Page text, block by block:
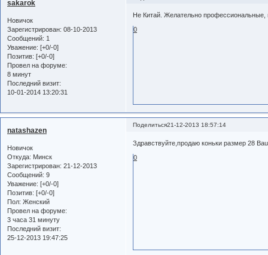
sakarok
Новичок
Зарегистрирован: 08-10-2013
Сообщений: 1
Уважение: [+0/-0]
Позитив: [+0/-0]
Провел на форуме:
8 минут
Последний визит:
10-01-2014 13:20:31
Не Китай. Желательно
0
Поделиться21-12-2013 18:57:14
natashazen
Новичок
Откуда: Минск
Зарегистрирован: 21-12-2013
Сообщений: 9
Уважение: [+0/-0]
Позитив: [+0/-0]
Пол: Женский
Провел на форуме:
3 часа 31 минуту
Последний визит:
25-12-2013 19:47:25
Здравствуйте,продаю коньки размер 28
0